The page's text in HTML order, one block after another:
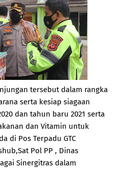
tersebut dalam rangka
serta kesiap siagaan
dan tahun baru 2021 serta
dan Vitamin untuk
di Pos Terpadu GTC
Pol PP , Dinas
Sinergitras dalam